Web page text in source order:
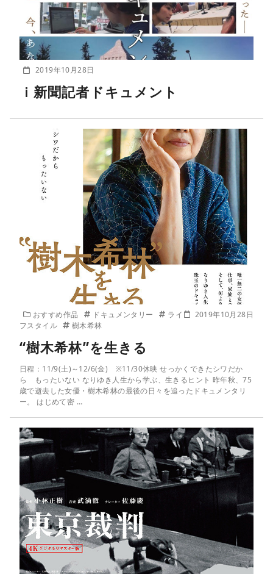
2019年10月28日
ｉ新聞記者ドキュメント
おすすめ作品 ドキュメンタリー
ライ
フスタイル
樹木希林
2019年10月28日
“樹木希林”を生きる
日程：11/9(土)～12/6(金) ※11/30休映 せっかくできたシワだか
ら もったいない なりゆき人生から学ぶ、生きるヒント 昨年秋、75
歳で逝去した女優・樹木希林の最後の日々を追ったドキュメンタリ
ー。 はじめて密 …